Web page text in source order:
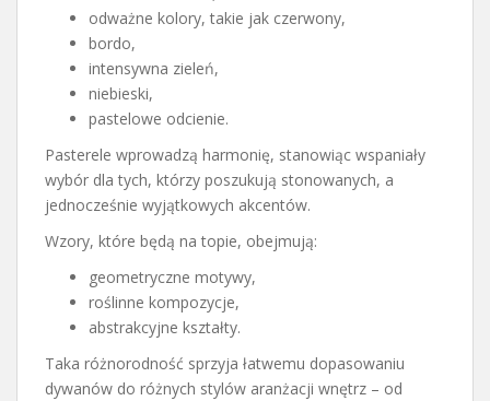
odważne kolory, takie jak czerwony,
bordo,
intensywna zieleń,
niebieski,
pastelowe odcienie.
Pasterele wprowadzą harmonię, stanowiąc wspaniały
wybór dla tych, którzy poszukują stonowanych, a
jednocześnie wyjątkowych akcentów.
Wzory, które będą na topie, obejmują:
geometryczne motywy,
roślinne kompozycje,
abstrakcyjne kształty.
Taka różnorodność sprzyja łatwemu dopasowaniu
dywanów do różnych stylów aranżacji wnętrz – od